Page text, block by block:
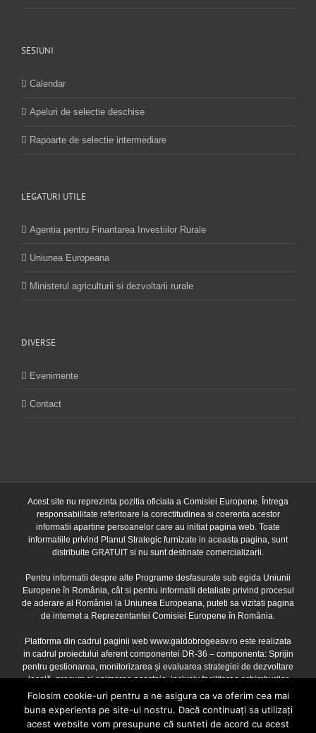
SESIUNI
Calendar
Apeluri de selectie deschise
Rapoarte de selectie intermediare
LEGATURI UTILE
Agentia pentru Finantarea Investiilor Rurale
Uniunea Europeana
Ministerul agriculturii si dezvoltarii rurale
DIVERSE
Evenimente
Contact
Acest site nu reprezinta pozitia oficiala a Comisiei Europene. Întrega
responsabilitate referitoare la corectitudinea si coerenta acestor
informatii apartine persoanelor care au initiat pagina web. Toate
informatiile privind Planul Strategic furnizate in aceasta pagina, sunt
distribuite GRATUIT si nu sunt destinate comercializarii.
Pentru informatii despre alte Programe desfasurate sub egida Uniunii
Europene în România, cât si pentru informatii detaliate privind procesul
de aderare al României la Uniunea Europeana, puteti sa vizitati pagina
de internet a Reprezentantei Comisiei Europene în România.
Platforma din cadrul paginii web www.galdobrogeasv.ro este realizata
in cadrul proiectului aferent componentei DR-36 – componenta: Sprijin
pentru gestionarea, monitorizarea și evaluarea strategiei de dezvoltare
locală, precum și animarea acesteia, inclusiv facilitarea schimburilor
între părțile interesate, finantat prin Uniunea Europeana si Guvernul
Romaniei prin Planul Strategic PAC 2023 – 2027, Acord de finantare
3601F200021621400251/16.10.2024, cu o valoare de 669.047,00
Euro, Contract subsecvent nr. 1 3601F210021621400251/16.10.2024,
Folosim cookie-uri pentru a ne asigura ca va oferim cea mai
buna experienta pe site-ul nostru. Dacă continuați sa utilizați
acest website vom presupune că sunteti de acord cu acest